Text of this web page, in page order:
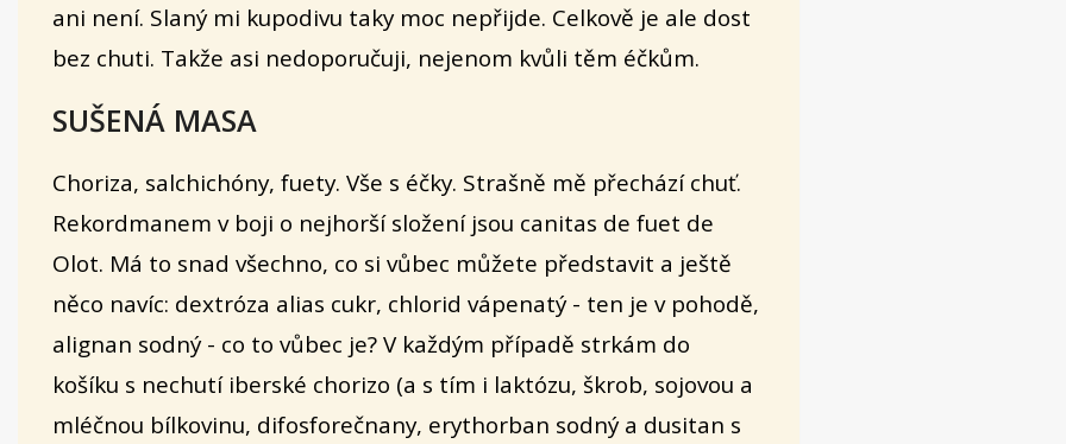
ani není. Slaný mi kupodivu taky moc nepřijde. Celkově je ale dost
bez chuti. Takže asi nedoporučuji, nejenom kvůli těm éčkům.
SUŠENÁ MASA
Choriza, salchichóny, fuety. Vše s éčky. Strašně mě přechází chuť.
Rekordmanem v boji o nejhorší složení jsou canitas de fuet de
Olot. Má to snad všechno, co si vůbec můžete představit a ještě
něco navíc: dextróza alias cukr, chlorid vápenatý - ten je v pohodě,
alignan sodný - co to vůbec je? V každým případě strkám do
košíku s nechutí iberské chorizo (a s tím i laktózu, škrob, sojovou a
mléčnou bílkovinu, difosforečnany, erythorban sodný a dusitan s